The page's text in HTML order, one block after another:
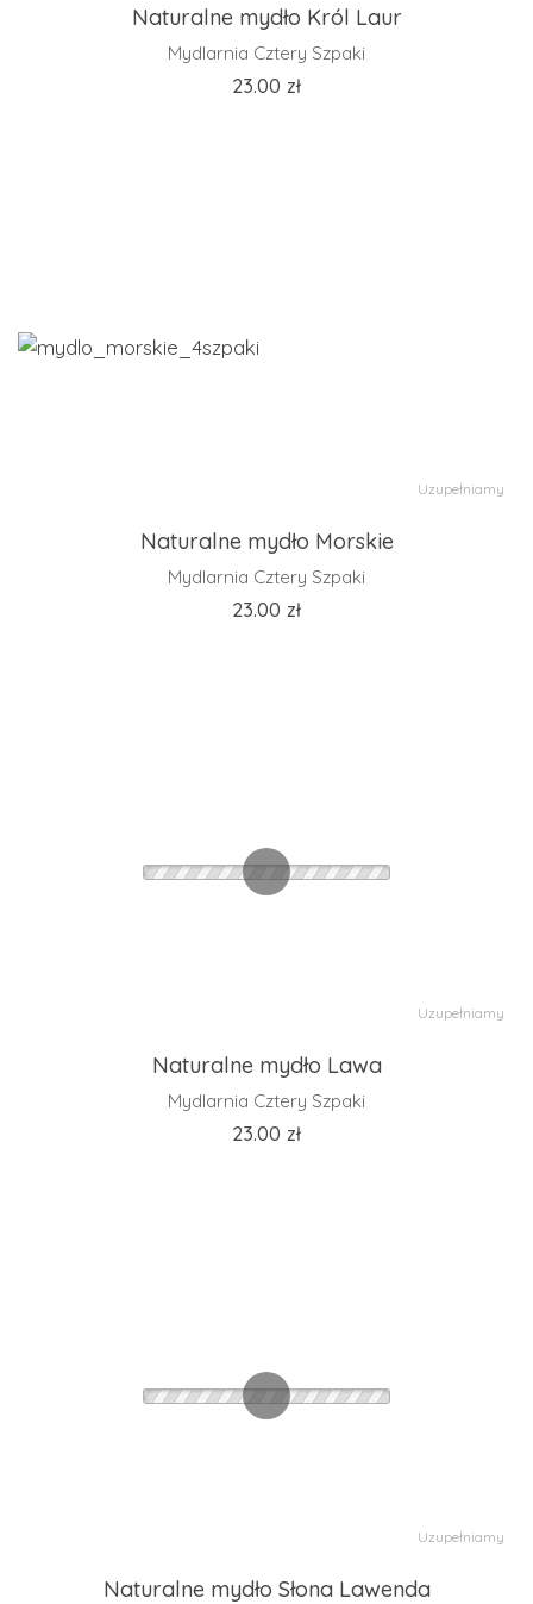
Naturalne mydło Król Laur
Mydlarnia Cztery Szpaki
23.00 zł
Uzupełniamy
Naturalne mydło Morskie
Mydlarnia Cztery Szpaki
23.00 zł
Uzupełniamy
Naturalne mydło Lawa
Mydlarnia Cztery Szpaki
23.00 zł
Uzupełniamy
Naturalne mydło Słona Lawenda